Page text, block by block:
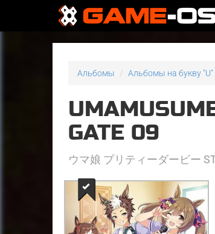
Альбомы Альбомы на букву "U"
GATE 09
ウマ娘 プリティーダービー